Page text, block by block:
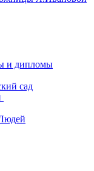
и дипломы
сад